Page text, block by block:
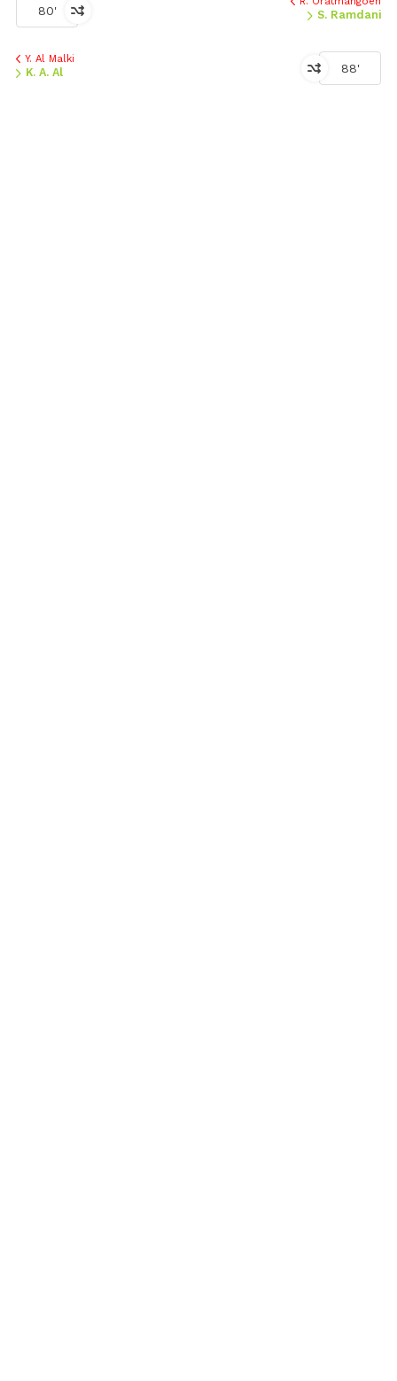
80' S. Ramdani
88'
Y. Al Malki
K. A. Al